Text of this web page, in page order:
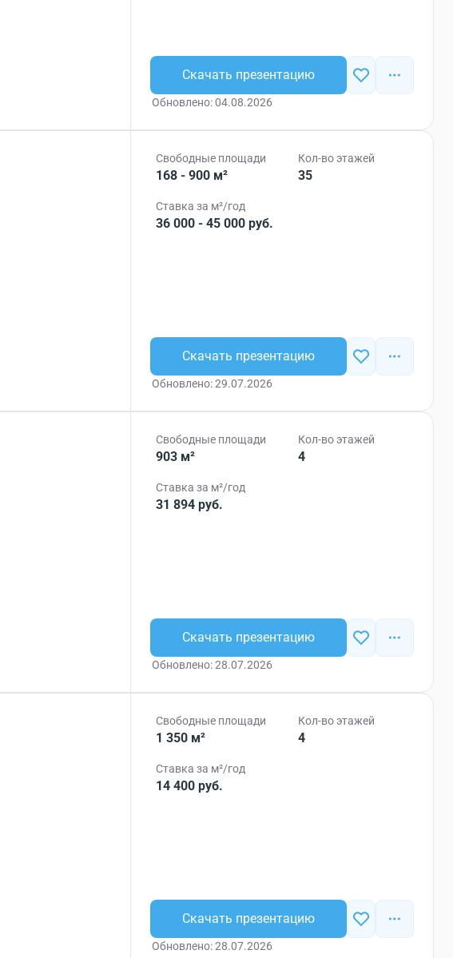
Скачать презентацию
Обновлено: 04.08.2026
Свободные площади
168 - 900 м²
Кол-во этажей
35
Ставка за м²/год
36 000 - 45 000 руб.
Скачать презентацию
Обновлено: 29.07.2026
Свободные площади
903 м²
Кол-во этажей
4
Ставка за м²/год
31 894 руб.
Скачать презентацию
Обновлено: 28.07.2026
Свободные площади
1 350 м²
Кол-во этажей
4
Ставка за м²/год
14 400 руб.
Скачать презентацию
Обновлено: 28.07.2026